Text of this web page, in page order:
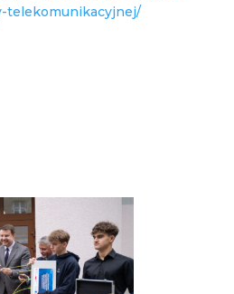
telekomunikacyjnej/